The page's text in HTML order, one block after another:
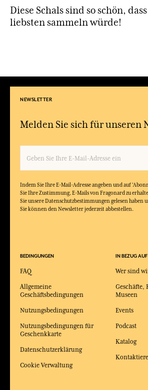
Diese Schals sind so schön,
liebsten sammeln würde!
NEWSLETTER
Melden Sie sich für unseren
Indem Sie Ihre E-Mail-Adresse angeben und auf
Sie Ihre Zustimmung, E-Mails von Fragonard zu
Sie unsere Datenschutzbestimmungen gelesen haben
Sie können den Newsletter jederzeit abbestellen.
BEDINGUNGEN
FAQ
Allgemeine
Geschäftsbedingungen
Nutzungsbedingungen
Nutzungsbedingungen für
Geschenkkarte
Datenschutzerklärung
Cookie Verwaltung
IN BEZUG AUF
Wer sind
Geschäfte,
Museen
Events
Podcast
Katalog